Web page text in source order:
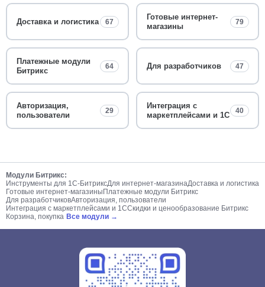
Доставка и логистика 67
Готовые интернет-
магазины
79
Платежные модули
Битрикс
64 Для разработчиков 47
Авторизация,
пользователи
29
Интеграция с
маркетплейсами и 1С
40
Модули Битрикс:
Инструменты для 1С-БитриксДля интернет-магазинаДоставка и логистика
Готовые интернет-магазины Платежные модули Битрикс
Для разработчиковАвторизация, пользователи
Интеграция с маркетплейсами и 1ССкидки и ценообразование Битрикс
Корзина, покупка Все модули →